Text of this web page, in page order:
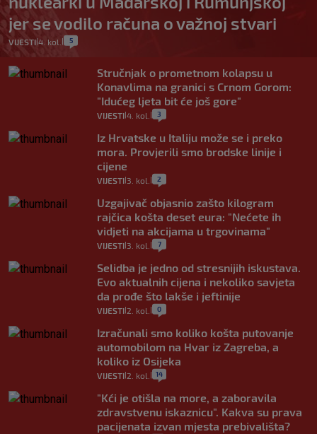
jer se vodilo računa o važnoj stvari
VIJESTI 4. kol. 5
Stručnjak o prometnom kolapsu u
Konavlima na granici s Crnom Gorom:
"Idućeg ljeta bit će još gore"
VIJESTI 4. kol. 3
Iz Hrvatske u Italiju može se i preko
mora. Provjerili smo brodske linije i
cijene
VIJESTI 3. kol. 2
Uzgajivač objasnio zašto kilogram
rajčica košta deset eura: "Nećete ih
vidjeti na akcijama u trgovinama"
VIJESTI 3. kol. 7
Selidba je jedno od stresnijih iskustava.
Evo aktualnih cijena i nekoliko savjeta
da prođe što lakše i jeftinije
VIJESTI 2. kol. 0
Izračunali smo koliko košta putovanje
automobilom na Hvar iz Zagreba, a
koliko iz Osijeka
VIJESTI 2. kol. 14
"Kći je otišla na more, a zaboravila
zdravstvenu iskaznicu". Kakva su prava
pacijenata izvan mjesta prebivališta?